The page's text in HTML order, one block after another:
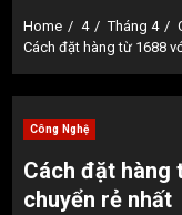
Home 4 Tháng 4
Cách đặt hàng từ 1688
Công Nghệ
Cách đặt hàng
chuyển rẻ nhất